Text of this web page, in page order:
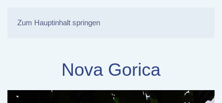
Zum Hauptinhalt springen
Nova Gorica